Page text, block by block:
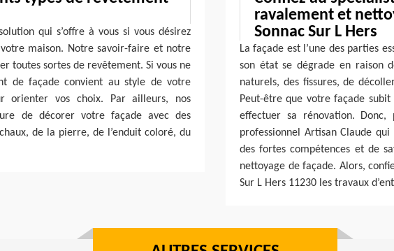
qui s’offre à vous si vous désirez
maison. Notre savoir-faire et notre
toutes sortes de revêtement. Si vous ne
de façade convient au style de votre
orienter vos choix. Par ailleurs, nos
de décorer votre façade avec des
de la pierre, de l’enduit coloré, du
ravalement et
Sonnac Sur L Hers
La façade est l’une des parties
son état se dégrade en raison
naturels, des fissures, de
Peut-être que votre façade subit
effectuer sa rénovation.
professionnel Artisan Claude
des fortes compétences et de
nettoyage de façade. Alors,
Sur L Hers 11230 les travaux